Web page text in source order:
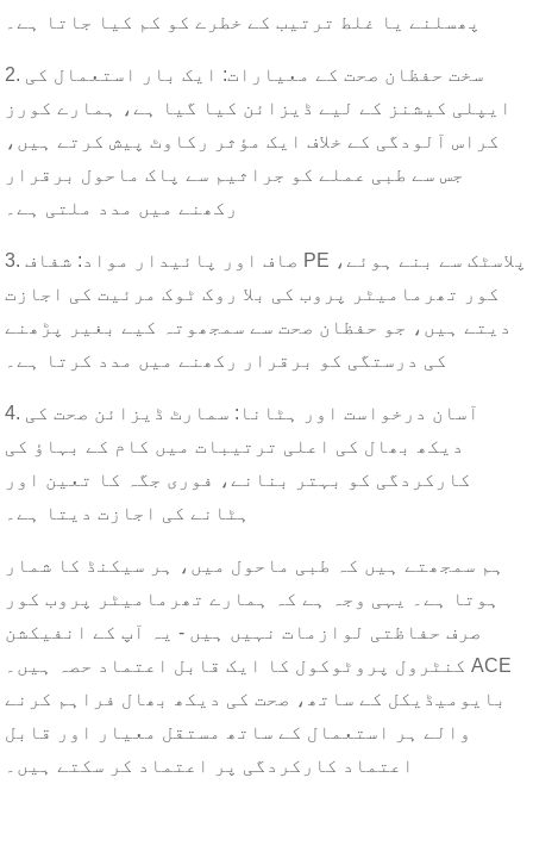
پھسلنے یا غلط ترتیب کے خطرے کو کم کیا جاتا ہے۔
2. سخت حفظان صحت کے معیارات: ایک بار استعمال کی
ایپلی کیشنز کے لیے ڈیزائن کیا گیا ہے، ہمارے کورز
کراس آلودگی کے خلاف ایک مؤثر رکاوٹ پیش کرتے ہیں،
جس سے طبی عملے کو جراثیم سے پاک ماحول برقرار
رکھنے میں مدد ملتی ہے۔
3. صاف اور پائیدار مواد: شفاف PE پلاسٹک سے بنے ہوئے،
کور تھرمامیٹر پروب کی بلا روک ٹوک مرئیت کی اجازت
دیتے ہیں، جو حفظان صحت سے سمجھوتہ کیے بغیر پڑھنے
کی درستگی کو برقرار رکھنے میں مدد کرتا ہے۔
4. آسان درخواست اور ہٹانا: سمارٹ ڈیزائن صحت کی
دیکھ بھال کی اعلی ترتیبات میں کام کے بہاؤ کی
کارکردگی کو بہتر بنانے، فوری جگہ کا تعین اور
ہٹانے کی اجازت دیتا ہے۔
ہم سمجھتے ہیں کہ طبی ماحول میں، ہر سیکنڈ کا شمار
ہوتا ہے۔ یہی وجہ ہے کہ ہمارے تھرمامیٹر پروب کور
صرف حفاظتی لوازمات نہیں ہیں - یہ آپ کے انفیکشن
کنٹرول پروٹوکول کا ایک قابل اعتماد حصہ ہیں۔ ACE
بایومیڈیکل کے ساتھ، صحت کی دیکھ بھال فراہم کرنے
والے ہر استعمال کے ساتھ مستقل معیار اور قابل
اعتماد کارکردگی پر اعتماد کر سکتے ہیں۔